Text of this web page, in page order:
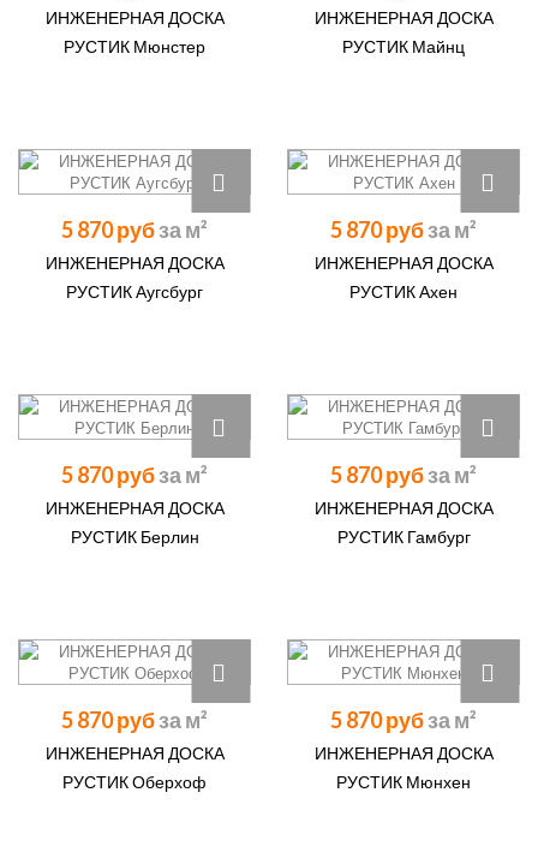
ИНЖЕНЕРНАЯ ДОСКА
РУСТИК Мюнстер
ИНЖЕНЕРНАЯ ДОСКА
РУСТИК Майнц
5 870 руб
ИНЖЕНЕРНАЯ ДОСКА
РУСТИК Аугсбург
5 870 руб
ИНЖЕНЕРНАЯ ДОСКА
РУСТИК Ахен
5 870 руб
ИНЖЕНЕРНАЯ ДОСКА
РУСТИК Берлин
5 870 руб
ИНЖЕНЕРНАЯ ДОСКА
РУСТИК Гамбург
5 870 руб
ИНЖЕНЕРНАЯ ДОСКА
РУСТИК Оберхоф
5 870 руб
ИНЖЕНЕРНАЯ ДОСКА
РУСТИК Мюнхен